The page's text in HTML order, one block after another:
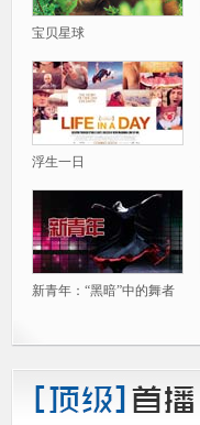
宝贝星球
浮生一日
新青年：“黑暗”中的舞者